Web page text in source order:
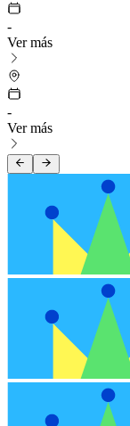
-
Ver más
-
Ver más